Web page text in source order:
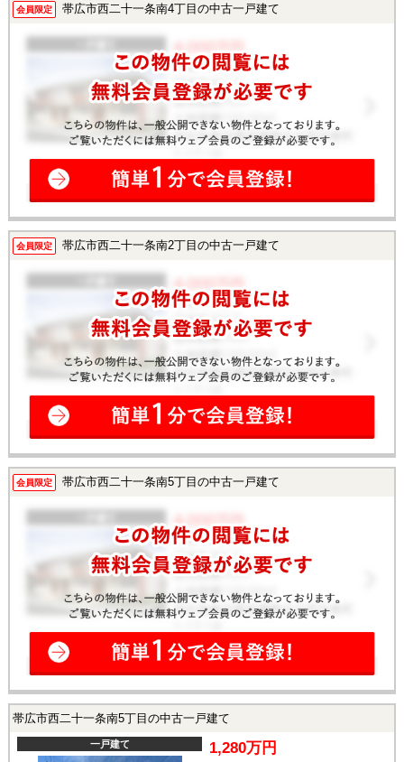
会員限定 帯広市西二十一条南4丁目の中古一戸建て
会員限定 帯広市西二十一条南2丁目の中古一戸建て
会員限定 帯広市西二十一条南5丁目の中古一戸建て
帯広市西二十一条南5丁目の中古一戸建て
一戸建て 1,280万円